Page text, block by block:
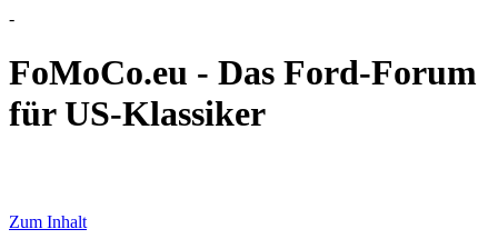
-
FoMoCo.eu - Das Ford-Forum
für US-Klassiker
Zum Inhalt